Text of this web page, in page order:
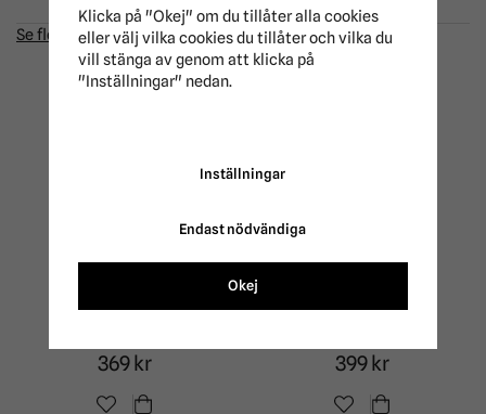
Se fler recensioner...
ANDRA KÖPTE ÄVEN
Benskydd Motion Lite
369 kr
Flugmedel Absorbine
399 kr
Klicka på "Okej" om du tillåter alla cookies
eller välj vilka cookies du tillåter och vilka du
vill stänga av genom att klicka på
"Inställningar" nedan.
Inställningar
Endast nödvändiga
Okej